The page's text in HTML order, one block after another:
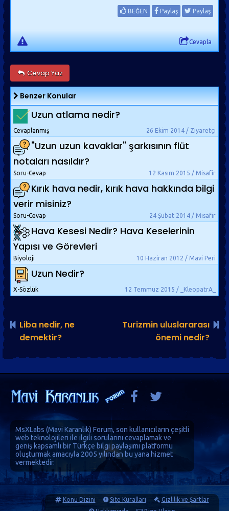
BEĞEN Paylaş Paylaş
Cevapla
Cevap Yaz
Benzer Konular
Uzun atlama nedir?
26 Ekim 2014 / Ziyaretçi
Cevaplanmış
"Uzun uzun kavaklar" şarkısının flüt
notaları nasıldır?
12 Kasım 2015 / Misafir
Soru-Cevap
Kırık hava nedir, kırık hava hakkında bilgi
verir misiniz?
24 Şubat 2014 / Misafir
Soru-Cevap
Hava Kesesi Nedir? Hava Keselerinin
Yapısı ve Görevleri
10 Haziran 2012 / Mavi Peri
Biyoloji
Uzun Nedir?
12 Temmuz 2015 / _KleopatrA_
X-Sözlük
Liba nedir, ne
demektir?
Turizmin uluslararası
önemi nedir?
MsXLabs (Mavi Karanlık) Forum, son kullanıcıların çeşitli
web teknolojileri ile ilgili sorularını cevaplamak ve
geniş kapsamlı bir Türkçe bilgi paylaşımı platformu
oluşturmak amacıyla 2005 yılından bu yana hizmet
vermektedir.
Konu Dizini Site Kuralları
Gizlilik ve Şartlar